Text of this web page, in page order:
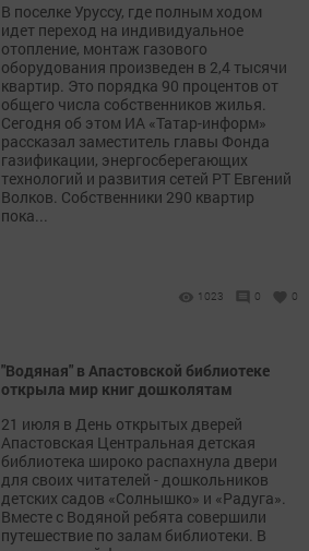
В поселке Уруссу, где полным ходом
идет переход на индивидуальное
отопление, монтаж газового
оборудования произведен в 2,4 тысячи
квартир. Это порядка 90 процентов от
общего числа собственников жилья.
Сегодня об этом ИА «Татар-информ»
рассказал заместитель главы Фонда
газификации, энергосберегающих
технологий и развития сетей РТ Евгений
Волков. Собственники 290 квартир
пока...
1023 0 0
"Водяная" в Апастовской библиотеке
открыла мир книг дошколятам
21 июля в День открытых дверей
Апастовская Центральная детская
библиотека широко распахнула двери
для своих читателей - дошкольников
детских садов «Солнышко» и «Радуга».
Вместе с Водяной ребята совершили
путешествие по залам библиотеки. В